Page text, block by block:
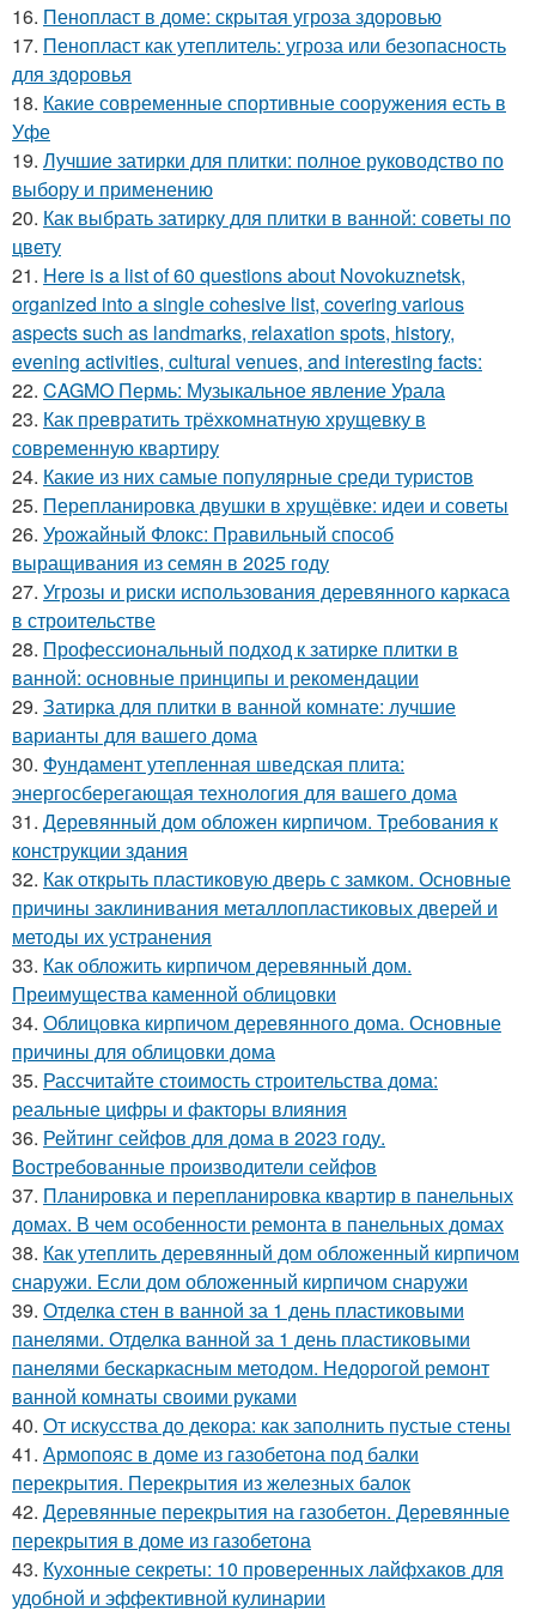
16. Пенопласт в доме: скрытая угроза здоровью
17. Пенопласт как утеплитель: угроза или безопасность
для здоровья
18. Какие современные спортивные сооружения есть в
Уфе
19. Лучшие затирки для плитки: полное руководство по
выбору и применению
20. Как выбрать затирку для плитки в ванной: советы по
цвету
21. Here is a list of 60 questions about Novokuznetsk,
organized into a single cohesive list, covering various
aspects such as landmarks, relaxation spots, history,
evening activities, cultural venues, and interesting facts:
22. CAGMO Пермь: Музыкальное явление Урала
23. Как превратить трёхкомнатную хрущевку в
современную квартиру
24. Какие из них самые популярные среди туристов
25. Перепланировка двушки в хрущёвке: идеи и советы
26. Урожайный Флокс: Правильный способ
выращивания из семян в 2025 году
27. Угрозы и риски использования деревянного каркаса
в строительстве
28. Профессиональный подход к затирке плитки в
ванной: основные принципы и рекомендации
29. Затирка для плитки в ванной комнате: лучшие
варианты для вашего дома
30. Фундамент утепленная шведская плита:
энергосберегающая технология для вашего дома
31. Деревянный дом обложен кирпичом. Требования к
конструкции здания
32. Как открыть пластиковую дверь с замком. Основные
причины заклинивания металлопластиковых дверей и
методы их устранения
33. Как обложить кирпичом деревянный дом.
Преимущества каменной облицовки
34. Облицовка кирпичом деревянного дома. Основные
причины для облицовки дома
35. Рассчитайте стоимость строительства дома:
реальные цифры и факторы влияния
36. Рейтинг сейфов для дома в 2023 году.
Востребованные производители сейфов
37. Планировка и перепланировка квартир в панельных
домах. В чем особенности ремонта в панельных домах
38. Как утеплить деревянный дом обложенный кирпичом
снаружи. Если дом обложенный кирпичом снаружи
39. Отделка стен в ванной за 1 день пластиковыми
панелями. Отделка ванной за 1 день пластиковыми
панелями бескаркасным методом. Недорогой ремонт
ванной комнаты своими руками
40. От искусства до декора: как заполнить пустые стены
41. Армопояс в доме из газобетона под балки
перекрытия. Перекрытия из железных балок
42. Деревянные перекрытия на газобетон. Деревянные
перекрытия в доме из газобетона
43. Кухонные секреты: 10 проверенных лайфхаков для
удобной и эффективной кулинарии